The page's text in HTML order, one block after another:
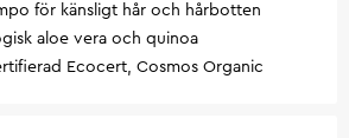
för känsligt hår och hårbotten
aloe vera och quinoa
Ecocert, Cosmos Organic